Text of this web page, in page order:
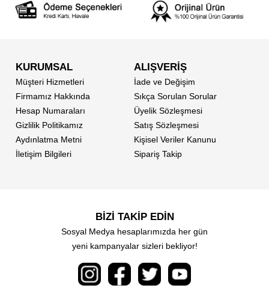
KURUMSAL
Müşteri Hizmetleri
Firmamız Hakkında
Hesap Numaraları
Gizlilik Politikamız
Aydınlatma Metni
İletişim Bilgileri
ALIŞVERİŞ
İade ve Değişim
Sıkça Sorulan Sorular
Üyelik Sözleşmesi
Satış Sözleşmesi
Kişisel Veriler Kanunu
Sipariş Takip
BİZİ TAKİP EDİN
Sosyal Medya hesaplarımızda her gün
yeni kampanyalar sizleri bekliyor!